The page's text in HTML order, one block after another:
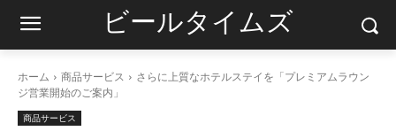
ビールタイムズ
ホーム 商品サービス
さらに上質なホテルステイを「プレミアムラウン
ジ営業開始のご案内」
商品サービス